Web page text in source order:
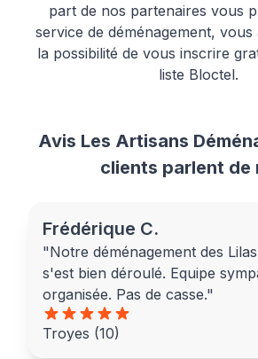
part de nos partenaires vous
service de déménagement, vous
la possibilité de vous inscrire
liste Bloctel.
Avis Les Artisans
clients parlent de
Frédérique C.
"Notre déménagement des
s'est bien déroulé. Equipe
organisée. Pas de casse."
Troyes (10)